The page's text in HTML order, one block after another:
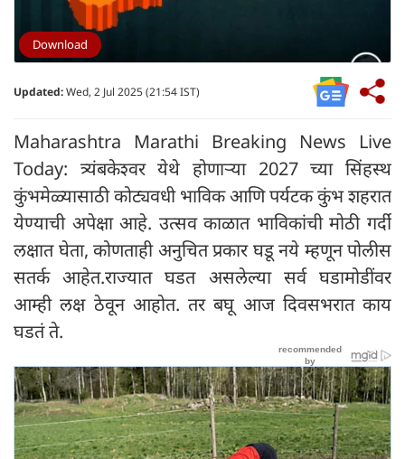
Download
Updated:Wed, 2 Jul 2025 (21:54 IST)
Maharashtra Marathi Breaking News Live
Today: त्र्यंबकेश्वर येथे होणाऱ्या 2027 च्या सिंहस्थ
कुंभमेळ्यासाठी कोट्यवधी भाविक आणि पर्यटक कुंभ शहरात
येण्याची अपेक्षा आहे. उत्सव काळात भाविकांची मोठी गर्दी
लक्षात घेता, कोणताही अनुचित प्रकार घडू नये म्हणून पोलीस
सतर्क आहेत.राज्यात घडत असलेल्या सर्व घडामोडींवर
आम्ही लक्ष ठेवून आहोत. तर बघू आज दिवसभरात काय
घडतं ते.